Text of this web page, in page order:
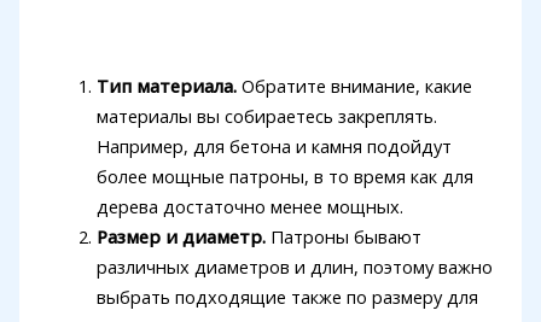
Тип материала.Обратите внимание, какие
материалы вы собираетесь закреплять.
Например, для бетона и камня подойдут
более мощные патроны, в то время как для
дерева достаточно менее мощных.
Размер и диаметр.Патроны бывают
различных диаметров и длин, поэтому важно
выбрать подходящие также по размеру для